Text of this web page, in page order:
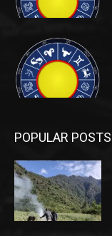
POPULAR POSTS